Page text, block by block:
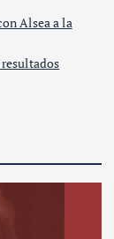
Alsea a la